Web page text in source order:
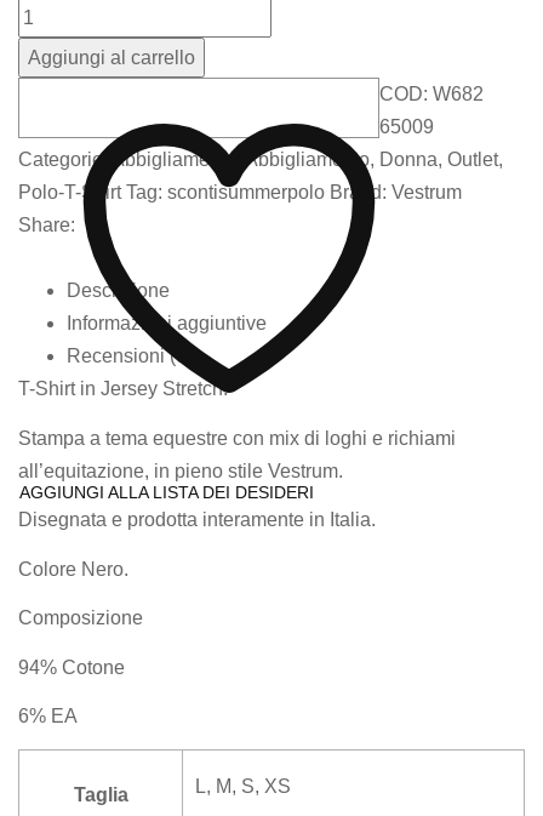
Aggiungi al carrello
AGGIUNGI ALLA LISTA DEI DESIDERI
COD: W682
65009
Categorie:
Abbigliamento Abbigliamento, Donna, Outlet,
Polo-T-Shirt Tag: scontisummerpolo Brand: Vestrum
Share:
Descrizione
Informazioni aggiuntive
Recensioni (0)
T-Shirt in Jersey Stretch.
Stampa a tema equestre con mix di loghi e richiami
all’equitazione, in pieno stile Vestrum.
Disegnata e prodotta interamente in Italia.
Colore Nero.
Composizione
94% Cotone
6% EA
Taglia L, M, S, XS